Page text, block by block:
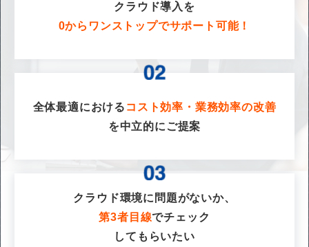
クラウド導入を
0からワンストップでサポート可能！
全体最適における コスト効率・業務効率の改善
を中立的にご提案
クラウド環境に問題がないか、
第3者目線でチェック
してもらいたい